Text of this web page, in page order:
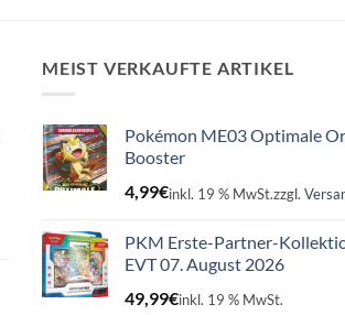
MEIST VERKAUFTE ARTIKEL
Pokémon ME03 Optimale
Booster
4,99€inkl. 19 % MwSt.zzgl.
PKM Erste-Partner-
EVT 07. August 2026
49,99€inkl. 19 % MwSt.